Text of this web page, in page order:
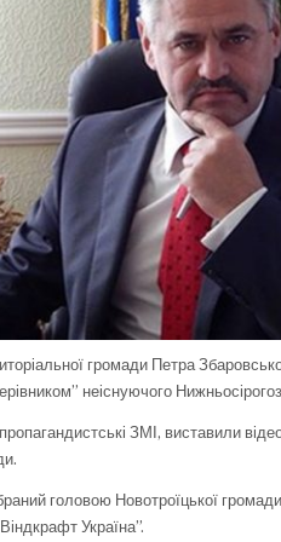
громади Петра
неіснуючого
ЗМІ, виставили
головою Новотроїцької
Україна”.